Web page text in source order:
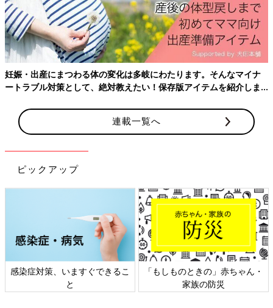
晴子さんは、美月ちゃんの背中にもおしりにも大きな青いあざがあることが気にな
っていました。
ムコ多糖症は、細胞内で不要になった「ムコ多糖」という物質を
分解する酵素が生まれつき足りないために、全身の細胞にムコ多
糖がたまってしまう先天代謝異常症です。ムコ多糖症は7つの型
に分類され、それぞれ症状が少しずつ異なります。年齢を重ね、
ムコ多糖が全身の細胞に蓄積されると症状が進行し、10歳代まで
状態になることもあります。
型」と正式に診断されたのは生後3カ月のことでした。
型という代謝異常の難病で、非常に珍しい病気です』と検査結果
を告げられました。医師の説明では、この病気を治す薬はないけ
れど、病気の進行を遅らせる方法が2つある、と。
1つは『酵素補充療法』といって、不足している酵素を補う薬
を、点滴で毎週投与する治療で、これを一生続ける必要があると
のこと。
そしてもう1つは造血細胞移植。ドナー（提供者）の造血細胞を
移植する方法です。移植した造血細胞が体に定着すれば、ムコ多
妊娠・出産にまつわる体の変化は多岐にわたります。そんなマイナ
ートラブル対策として、絶対教えたい！保存版アイテムを紹介しま
連載一覧へ
ピックアップ
感染症対策、いますぐできるこ
と
「もしものときの」赤ちゃん・
家族の防災